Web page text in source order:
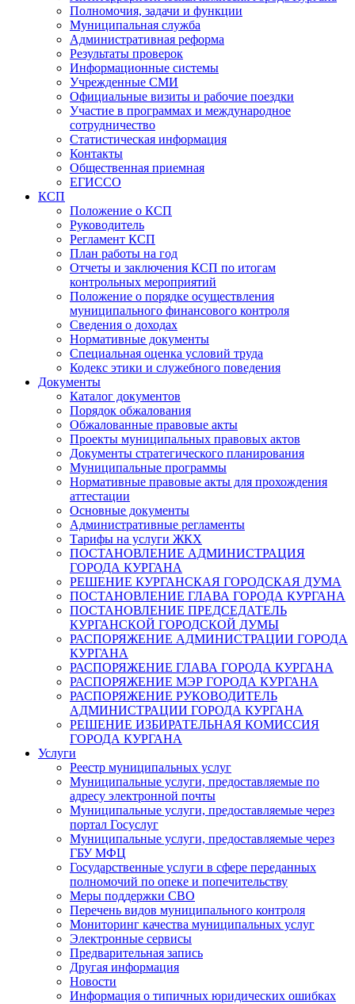
Полномочия, задачи и функции
Муниципальная служба
Административная реформа
Результаты проверок
Информационные системы
Учрежденные СМИ
Официальные визиты и рабочие поездки
Участие в программах и международное
сотрудничество
Статистическая информация
Контакты
Общественная приемная
ЕГИССО
КСП
Положение о КСП
Руководитель
Регламент КСП
План работы на год
Отчеты и заключения КСП по итогам
контрольных мероприятий
Положение о порядке осуществления
муниципального финансового контроля
Сведения о доходах
Нормативные документы
Специальная оценка условий труда
Кодекс этики и служебного поведения
Документы
Каталог документов
Порядок обжалования
Обжалованные правовые акты
Проекты муниципальных правовых актов
Документы стратегического планирования
Муниципальные программы
Нормативные правовые акты для прохождения
аттестации
Основные документы
Административные регламенты
Тарифы на услуги ЖКХ
ПОСТАНОВЛЕНИЕ АДМИНИСТРАЦИЯ
ГОРОДА КУРГАНА
РЕШЕНИЕ КУРГАНСКАЯ ГОРОДСКАЯ ДУМА
ПОСТАНОВЛЕНИЕ ГЛАВА ГОРОДА КУРГАНА
ПОСТАНОВЛЕНИЕ ПРЕДСЕДАТЕЛЬ
КУРГАНСКОЙ ГОРОДСКОЙ ДУМЫ
РАСПОРЯЖЕНИЕ АДМИНИСТРАЦИИ ГОРОДА
КУРГАНА
РАСПОРЯЖЕНИЕ ГЛАВА ГОРОДА КУРГАНА
РАСПОРЯЖЕНИЕ МЭР ГОРОДА КУРГАНА
РАСПОРЯЖЕНИЕ РУКОВОДИТЕЛЬ
АДМИНИСТРАЦИИ ГОРОДА КУРГАНА
РЕШЕНИЕ ИЗБИРАТЕЛЬНАЯ КОМИССИЯ
ГОРОДА КУРГАНА
Услуги
Реестр муниципальных услуг
Муниципальные услуги, предоставляемые по
адресу электронной почты
Муниципальные услуги, предоставляемые через
портал Госуслуг
Муниципальные услуги, предоставляемые через
ГБУ МФЦ
Государственные услуги в сфере переданных
полномочий по опеке и попечительству
Меры поддержки СВО
Перечень видов муниципального контроля
Мониторинг качества муниципальных услуг
Электронные сервисы
Предварительная запись
Другая информация
Новости
Информация о типичных юридических ошибках